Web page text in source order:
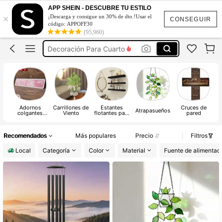
CONSEGUIR
×
APP SHEIN - DESCUBRE TU ESTILO
¡Descarga y consigue un 30% de dto.!Usar el
código: APPOFF30
(95,960)
Cachorro Feliz
Adornos Para Sala
Decoración Para Cuarto
Repisas De Pared
Cachorro Feliz
Adornos
colgantes
Carrillones de
Viento
Estantes
flotantes para Atrapasueños Cruces de
pared
Recomendados Más populares Precio
Filtros
Local
Categoría Color Material Fuente de